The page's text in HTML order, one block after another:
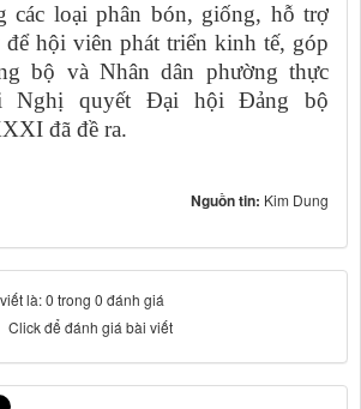
các loại phân bón, giống, hỗ trợ
hội viên phát triển kinh tế, góp
bộ và Nhân dân phường thực
Nghị quyết Đại hội Đảng bộ
đã đề ra.
Nguồn tin: Kim Dung
là: 0 trong 0 đánh giá
Click để đánh giá bài viết